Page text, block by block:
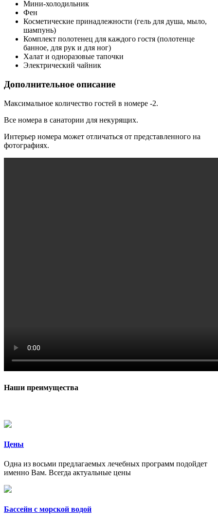
Мини-холодильник
Фен
Косметические принадлежности (гель для душа, мыло,
шампунь)
Комплект полотенец для каждого гостя (полотенце
банное, для рук и для ног)
Халат и одноразовые тапочки
Электрический чайник
Дополнительное описание
Максимальное количество гостей в номере -2.
Все номера в санатории для некурящих.
Интерьер номера может отличаться от представленного на
фотографиях.
Наши преимущества
Цены
Одна из восьми предлагаемых лечебных программ подойдет
именно Вам. Всегда актуальные цены
Бассейн с морской водой